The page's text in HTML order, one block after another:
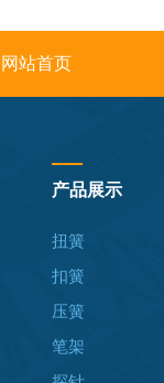
网站首页
产品展示
扭簧
扣簧
压簧
笔架